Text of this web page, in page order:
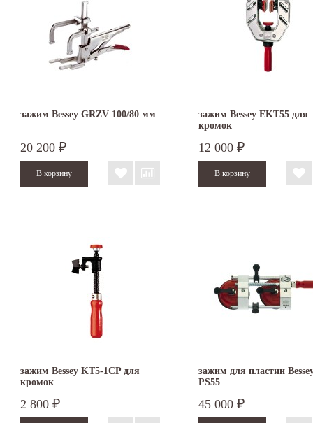
зажим Bessey GRZV 100/80 мм
20 200 ₽
зажим Bessey EKT55 для
кромок
12 000 ₽
зажим Bessey KT5-1CP для
кромок
2 800 ₽
зажим для пластин
PS55
45 000 ₽